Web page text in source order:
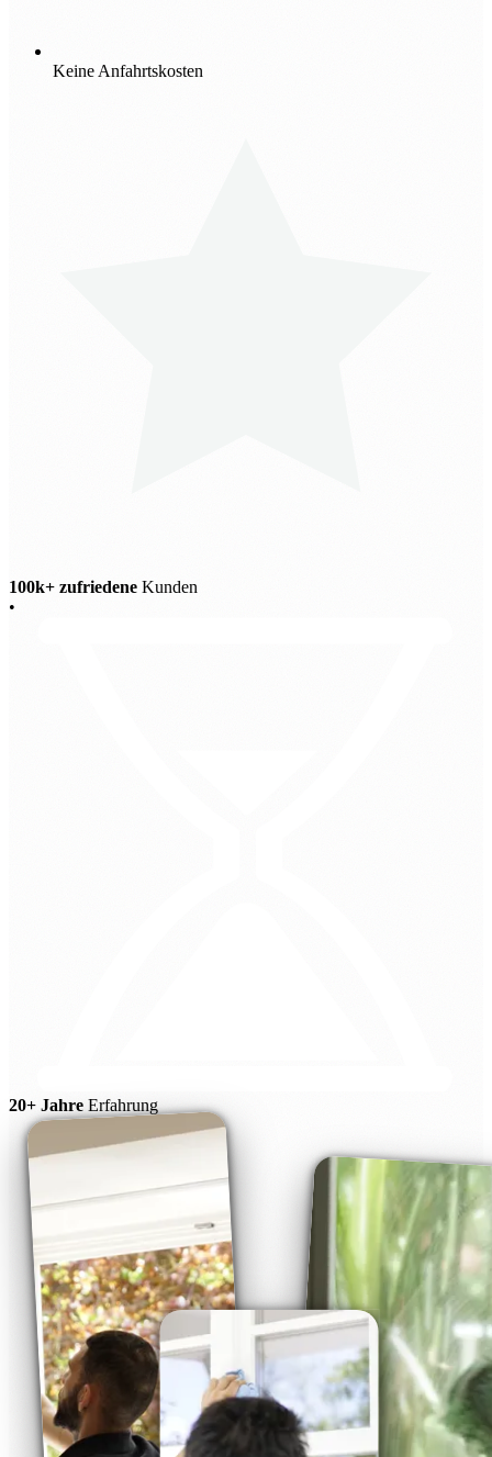
Keine Anfahrtskosten
100k+ zufriedene Kunden
•
20+ Jahre Erfahrung